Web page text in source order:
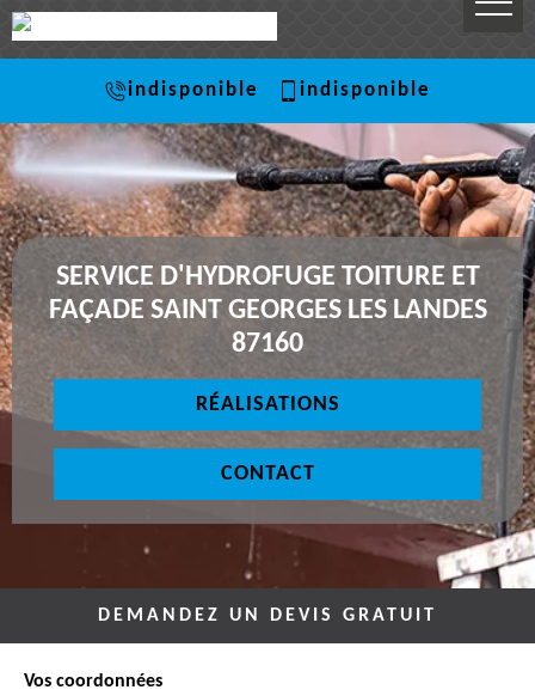
indisponible indisponible
SERVICE D'HYDROFUGE TOITURE ET
FAÇADE SAINT GEORGES LES LANDES
87160
RÉALISATIONS
CONTACT
DEMANDEZ UN DEVIS GRATUIT
Vos coordonnées